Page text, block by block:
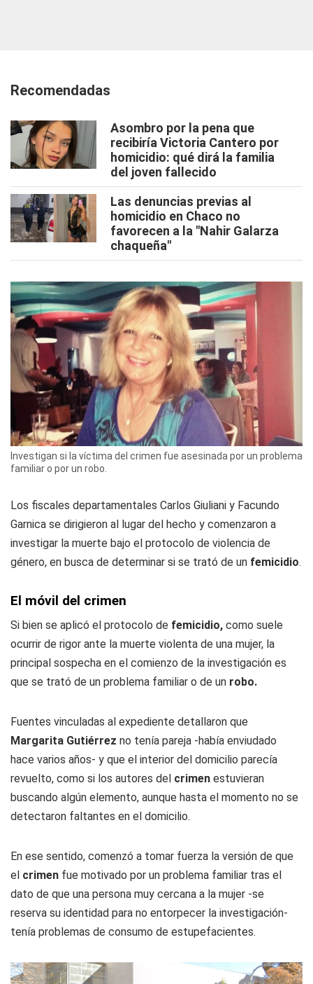
Recomendadas
Asombro por la pena que
recibiría Victoria Cantero por
homicidio: qué dirá la familia
del joven fallecido
Las denuncias previas al
homicidio en Chaco no
favorecen a la "Nahir Galarza
chaqueña"
Investigan si la víctima del crimen fue asesinada por un problema
familiar o por un robo.
Los fiscales departamentales Carlos Giuliani y Facundo
Garnica se dirigieron al lugar del hecho y comenzaron a
investigar la muerte bajo el protocolo de violencia de
género, en busca de determinar si se trató de un femicidio.
El móvil del crimen
Si bien se aplicó el protocolo de femicidio, como suele
ocurrir de rigor ante la muerte violenta de una mujer, la
principal sospecha en el comienzo de la investigación es
que se trató de un problema familiar o de un robo.
Fuentes vinculadas al expediente detallaron que
Margarita Gutiérrez no tenía pareja -había enviudado
hace varios años- y que el interior del domicilio parecía
revuelto, como si los autores del crimen estuvieran
buscando algún elemento, aunque hasta el momento no se
detectaron faltantes en el domicilio.
En ese sentido, comenzó a tomar fuerza la versión de que
el crimen fue motivado por un problema familiar tras el
dato de que una persona muy cercana a la mujer -se
reserva su identidad para no entorpecer la investigación-
tenía problemas de consumo de estupefacientes.